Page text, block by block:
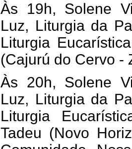
Às 19h, Solene
Luz, Liturgia da
Liturgia
(Cajurú do Cervo -
Às 20h, Solene
Luz, Liturgia da
Liturgia
Tadeu (Novo